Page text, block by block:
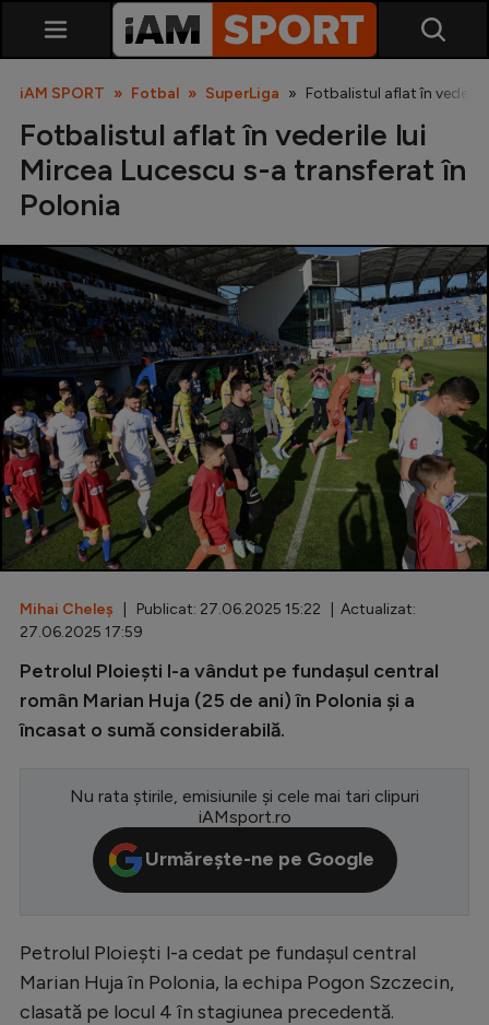
SuperLiga
Liga 2
Cupa României
Echipa Națională
U21
Fotbal feminin
Special
Diverse
Inedit
Europa League
Conference League
CM 2026
LaLiga
Serie A
iAM SPORT Fotbal SuperLiga Fotbalistul aflat în
Fotbalistul aflat în vederile lui
Mircea Lucescu s-a transferat în
Polonia
Mihai Cheleș | Publicat: 27.06.2025 15:22 | Actualizat:
27.06.2025 17:59
Petrolul Ploiești l-a vândut pe fundașul central
român Marian Huja (25 de ani) în Polonia și a
încasat o sumă considerabilă.
Nu rata știrile, emisiunile și cele mai tari clipuri
iAMsport.ro
Urmărește-ne pe Google
Petrolul Ploiești l-a cedat pe fundașul central
Marian Huja în Polonia, la echipa Pogon Szczecin,
clasată pe locul 4 în stagiunea precedentă.